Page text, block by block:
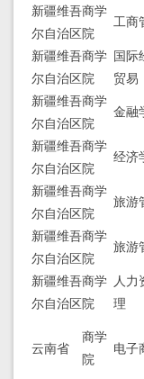
新疆维吾
尔自治区
商学
院
工商
新疆维吾
尔自治区
商学
院
国际
贸易
新疆维吾
尔自治区
商学
院
金融
新疆维吾
尔自治区
商学
院
经济
新疆维吾
尔自治区
商学
院
旅游
新疆维吾
尔自治区
商学
院
旅游
新疆维吾
尔自治区
商学
院
人力
理
云南省
商学
院
电子